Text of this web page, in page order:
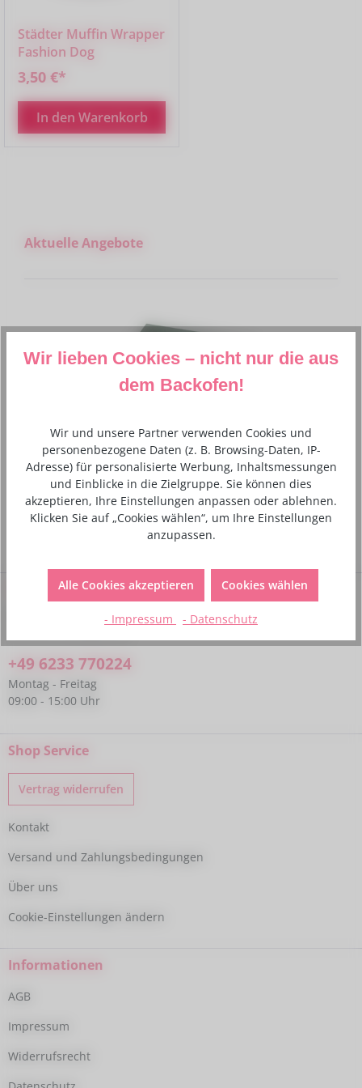
Städter Muffin Wrapper
Fashion Dog
3,50 €*
In den Warenkorb
Produktgalerie überspringen
Aktuelle Angebote
Cakeboard / Tortenplatte - silber - rechteckig -
40 x 30 cm / 12 mm
4,50 €*
Service-Hotline
Bei Fragen kannst du uns gerne telefonisch unter folgender
+49 6233 770224
Montag - Freitag
09:00 - 15:00 Uhr
Shop Service
Vertrag widerrufen
Kontakt
Versand und Zahlungsbedingungen
Über uns
Cookie-Einstellungen ändern
Informationen
AGB
Impressum
Widerrufsrecht
Wir lieben Cookies – nicht nur die aus
dem Backofen!
Wir und unsere Partner verwenden Cookies und
personenbezogene Daten (z. B. Browsing-Daten, IP-
Adresse) für personalisierte Werbung, Inhaltsmessungen
und Einblicke in die Zielgruppe. Sie können dies
akzeptieren, Ihre Einstellungen anpassen oder ablehnen.
Klicken Sie auf „Cookies wählen“, um Ihre Einstellungen
anzupassen.
Alle Cookies akzeptieren Cookies wählen
- Impressum - Datenschutz